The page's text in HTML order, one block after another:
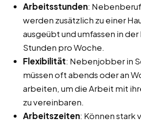
Arbeitsstunden:
werden zusätzlich zu einer
ausgeübt und umfassen in der
Stunden pro Woche.
Flexibilität: Nebenjobber in
müssen oft abends oder an
arbeiten, um die Arbeit mit
zu vereinbaren.
Arbeitszeiten: Können stark